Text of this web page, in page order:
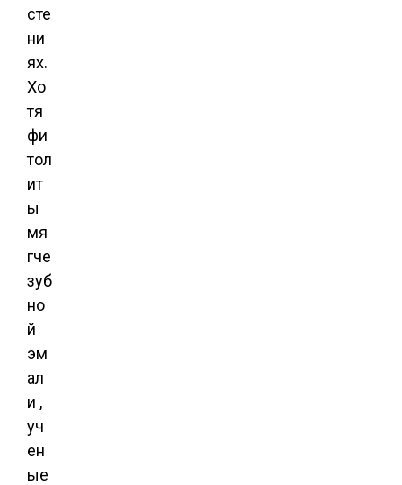
сте
ни
ях.
Хо
тя
фи
тол
ит
ы
мя
гче
зуб
но
й
эм
ал
и ,
уч
ен
ые